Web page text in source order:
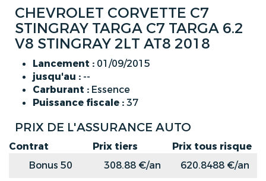
CHEVROLET CORVETTE C7
STINGRAY TARGA C7 TARGA 6.2
V8 STINGRAY 2LT AT8 2018
Lancement : 01/09/2015
jusqu'au : --
Carburant : Essence
Puissance fiscale :37
PRIX DE L'ASSURANCE AUTO
Contrat Prix tiers
Prix tous risque
Bonus 50
308.88 €/an
620.8488 €/an